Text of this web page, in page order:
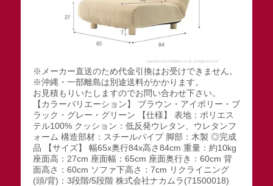
※メーカー直送のため代金引換はお受けできません。
※沖縄・一部離島は別途送料がかかります。
お見積もりいたしますのでお問い合わせ下さい。
【カラーバリエーション】 ブラウン・アイボリー・ブ
ラック・グレー・グリーン 【仕様】 表地：ポリエス
テル100% クッション：低反発ウレタン、ウレタンフ
ォーム 構造部材：スチールパイプ 脚部：木製 ◎完成
品 【サイズ】 幅65x奥行84x高さ84cm 重量：約10kg
座面高：27cm 座面幅：65cm 座面奥行き：60cm 背
面高さ：60cm ソファ下高さ：7cm リクライニング
(頭/背)：3段階/5段階 株式会社ナカムラ(71500018)